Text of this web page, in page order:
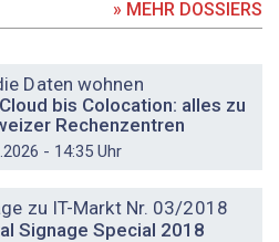
» MEHR DOSSIERS
Daten wohnen
bis Colocation: alles zu
Rechenzentren
- 14:35 Uhr
zu IT-Markt Nr. 03/2018
Signage Special 2018